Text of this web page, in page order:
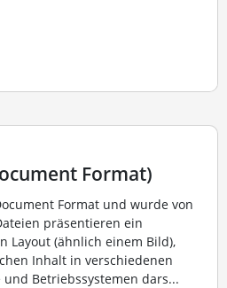
Format)
Format und wurde von
präsentieren ein
Layout (ähnlich einem Bild),
Inhalt in verschiedenen
Betriebssystemen dars...